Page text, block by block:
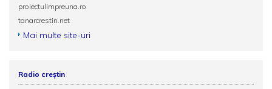
proiectulimpreuna.ro
tanarcrestin.net
Mai multe site-uri
Radio creștin